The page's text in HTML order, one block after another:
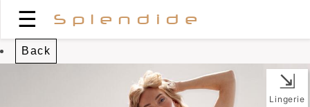
☰ Splendide
Back
⇲
Lingerie